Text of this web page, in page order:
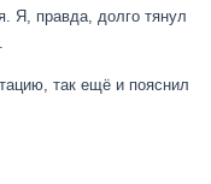
Я, правда, долго тянул
так ещё и пояснил